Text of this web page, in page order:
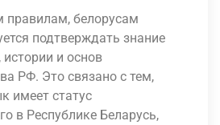
правилам, белорусам
подтверждать знание
истории и основ
РФ. Это связано с тем,
имеет статус
в Республике Беларусь,